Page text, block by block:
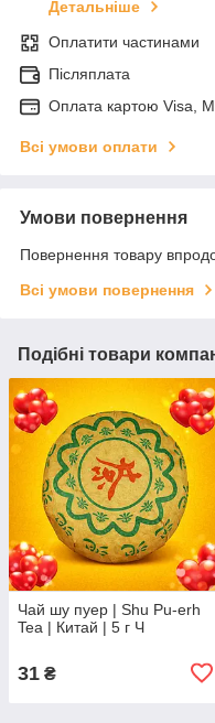
Детальніше
Оплатити частинами
Післяплата
Оплата картою Visa,
Всі умови оплати
Умови повернення
Повернення товару
Всі умови повернення
Подібні товари
Чай шу пуер | Shu Pu-erh
Tea | Китай | 5 г Ч
31 ₴